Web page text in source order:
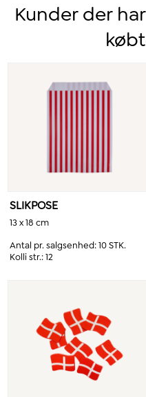
Kunder der
SLIKPOSE
13 x 18 cm
Antal pr. salgsenhed:10 STK.
Kolli str.:12